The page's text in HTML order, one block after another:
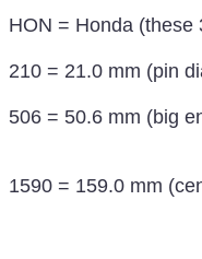
HON = Honda (these
210 = 21.0 mm (pin
506 = 50.6 mm (big
1590 = 159.0 mm